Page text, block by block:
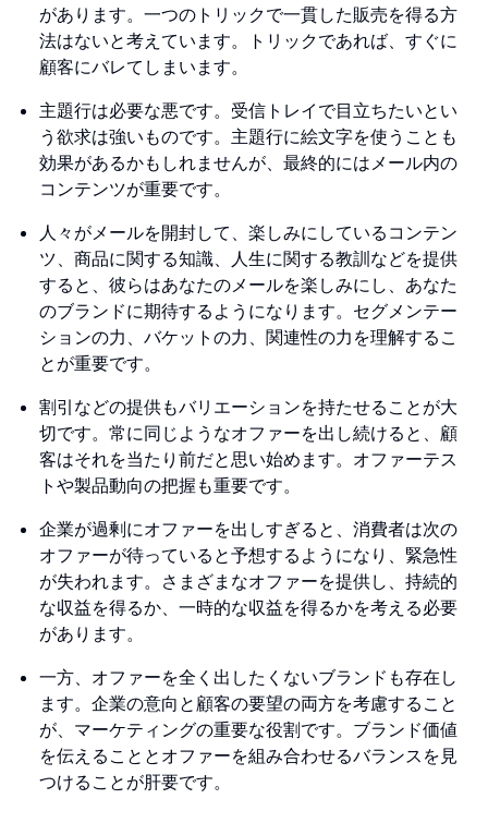
があります。一つのトリックで一貫した販売を得る方
法はないと考えています。トリックであれば、すぐに
顧客にバレてしまいます。
主題行は必要な悪です。受信トレイで目立ちたいとい
う欲求は強いものです。主題行に絵文字を使うことも
効果があるかもしれませんが、最終的にはメール内の
コンテンツが重要です。
人々がメールを開封して、楽しみにしているコンテン
ツ、商品に関する知識、人生に関する教訓などを提供
すると、彼らはあなたのメールを楽しみにし、あなた
のブランドに期待するようになります。セグメンテー
ションの力、バケットの力、関連性の力を理解するこ
とが重要です。
割引などの提供もバリエーションを持たせることが大
切です。常に同じようなオファーを出し続けると、顧
客はそれを当たり前だと思い始めます。オファーテス
トや製品動向の把握も重要です。
企業が過剰にオファーを出しすぎると、消費者は次の
オファーが待っていると予想するようになり、緊急性
が失われます。さまざまなオファーを提供し、持続的
な収益を得るか、一時的な収益を得るかを考える必要
があります。
一方、オファーを全く出したくないブランドも存在し
ます。企業の意向と顧客の要望の両方を考慮すること
が、マーケティングの重要な役割です。ブランド価値
を伝えることとオファーを組み合わせるバランスを見
つけることが肝要です。